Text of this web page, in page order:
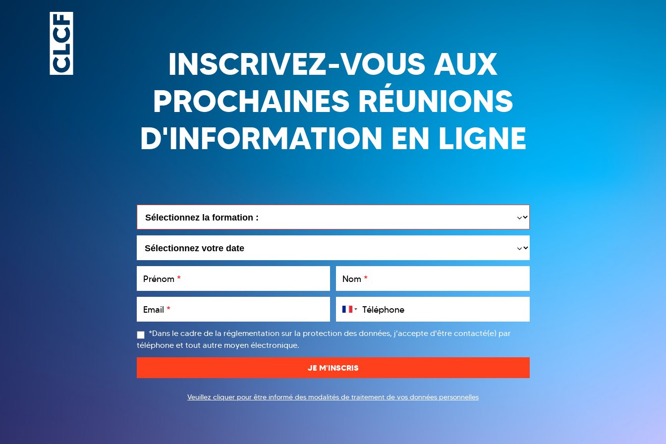
INSCRIVEZ-VOUS AUX
PROCHAINES RÉUNIONS
D'INFORMATION EN LIGNE
Prénom * Nom *
Email * Téléphone
*Dans le cadre de la réglementation sur la protection des données, j'accepte d'être contacté(e) par
téléphone et tout autre moyen électronique.
Veuillez cliquer pour être informé des modalités de traitement de vos données personnelles